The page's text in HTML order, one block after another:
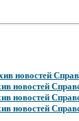
новостей
новостей
новостей
новостей